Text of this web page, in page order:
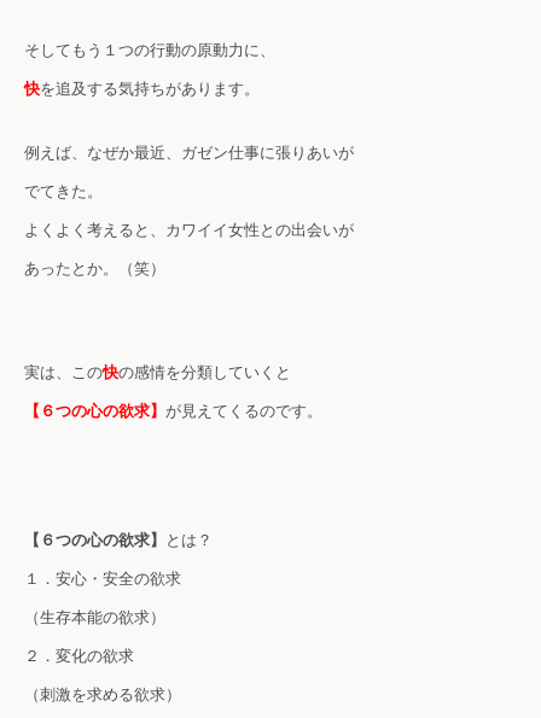
そしてもう１つの行動の原動力に、
快を追及する気持ちがあります。
例えば、なぜか最近、ガゼン仕事に張りあいが
でてきた。
よくよく考えると、カワイイ女性との出会いが
あったとか。（笑）
実は、この快の感情を分類していくと
【６つの心の欲求】 が見えてくるのです。
【６つの心の欲求】 とは？
１．安心・安全の欲求
（生存本能の欲求）
２．変化の欲求
（刺激を求める欲求）